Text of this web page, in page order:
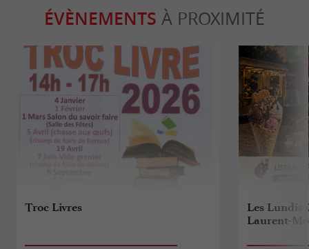
ÉVÈNEMENTS À PROXIMITÉ
Troc Livres
Les Lundis
Laurent-